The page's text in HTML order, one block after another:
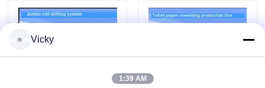
Bitte um ein Angebot
VR
Seidenpapier-Fertigungsstraße
Vicky
1:39 AM